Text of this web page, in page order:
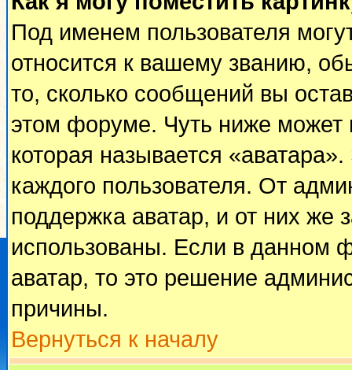
Под именем пользователя
относится к вашему званию,
то, сколько сообщений вы
этом форуме. Чуть ниже может
которая называется
каждого пользователя. От
поддержка аватар, и от них же
использованы. Если в данном
аватар, то это решение
причины.
Вернуться к началу